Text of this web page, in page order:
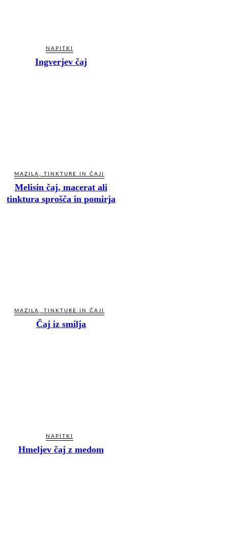
NAPITKI
Ingverjev čaj
MAZILA, TINKTURE IN ČAJI
Melisin čaj, macerat ali
tinktura sprošča in pomirja
MAZILA, TINKTURE IN ČAJI
Čaj iz smilja
NAPITKI
Hmeljev čaj z medom